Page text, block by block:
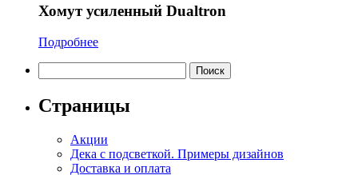
Хомут усиленный Dualtron
Подробнее
Страницы
Акции
Дека с подсветкой. Примеры дизайнов
Доставка и оплата